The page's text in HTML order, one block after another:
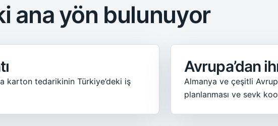
ana yön bulunuyor
karton tedarikinin Türkiye’deki iş
Avrupa’dan
Almanya ve çeşitli
planlanması ve sevk